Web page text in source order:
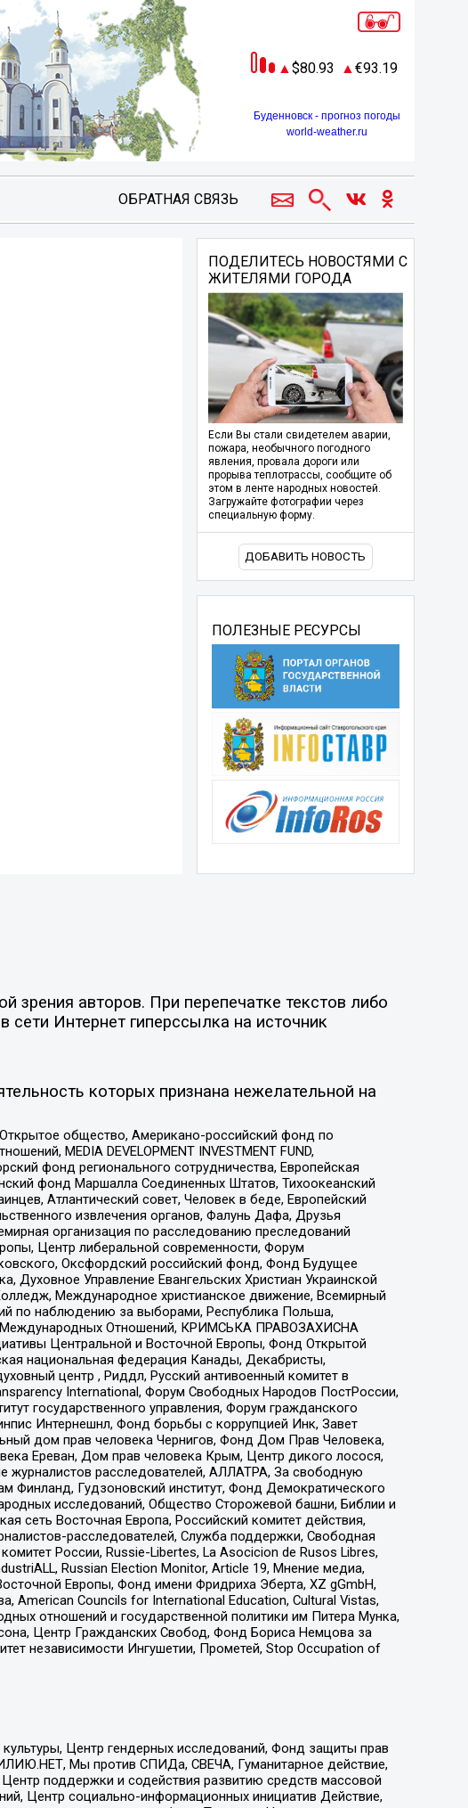
80.93 93.19
Буденновск - прогноз погоды
world-weather.ru
ОБРАТНАЯ СВЯЗЬ
ПОДЕЛИТЕСЬ НОВОСТЯМИ С
ЖИТЕЛЯМИ ГОРОДА
Если Вы стали свидетелем аварии,
пожара, необычного погодного
явления, провала дороги или
прорыва теплотрассы, сообщите об
этом в ленте народных новостей.
Загружайте фотографии через
специальную форму.
ДОБАВИТЬ НОВОСТЬ
ПОЛЕЗНЫЕ РЕСУРСЫ
зрения авторов. При перепечатке текстов либо
сети Интернет гиперссылка на источник
которых признана нежелательной на
общество, Американо-российский фонд по
MEDIA DEVELOPMENT INVESTMENT FUND,
фонд регионального сотрудничества, Европейская
фонд Маршалла Соединенных Штатов, Тихоокеанский
Атлантический совет, Человек в беде, Европейский
извлечения органов, Фалунь Дафа, Друзья
организация по расследованию преследований
Центр либеральной современности, Форум
Оксфордский российский фонд, Фонд Будущее
Управление Евангельских Христиан Украинской
Международное христианское движение, Всемирный
по наблюдению за выборами, Республика Польша,
Международных Отношений, КРИМСЬКА ПРАВОЗАХИСНА
Центральной и Восточной Европы, Фонд Открытой
национальная федерация Канады, Декабристы,
центр , Риддл, Русский антивоенный комитет в
International, Форум Свободных Народов ПостРоссии,
государственного управления, Форум гражданского
Интернешнл, Фонд борьбы с коррупцией Инк, Завет
дом прав человека Чернигов, Фонд Дом Прав Человека,
Ереван, Дом прав человека Крым, Центр дикого лосося,
журналистов расследователей, АЛЛАТРА, За свободную
Финланд, Гудзоновский институт, Фонд Демократического
исследований, Общество Сторожевой башни, Библии и
сеть Восточная Европа, Российский комитет действия,
расследователей, Служба поддержки, Свободная
России, Russie-Libertes, La Asocicion de Rusos Libres,
Russian Election Monitor, Article 19, Мнение медиа,
Европы, Фонд имени Фридриха Эберта, XZ gGmbH,
American Councils for International Education, Cultural Vistas,
отношений и государственной политики им Питера Мунка,
Центр Гражданских Свобод, Фонд Бориса Немцова за
независимости Ингушетии, Прометей, Stop Occupation of
Центр гендерных исследований, Фонд защиты прав
Мы против СПИДа, СВЕЧА, Гуманитарное действие,
поддержки и содействия развитию средств массовой
Центр социально-информационных инициатив Действие,